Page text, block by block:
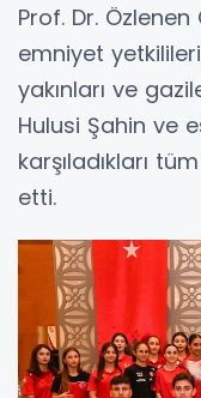
Prof. Dr.
emniyet
yakınları ve
Hulusi Şahin ve
karşıladıkları
etti.